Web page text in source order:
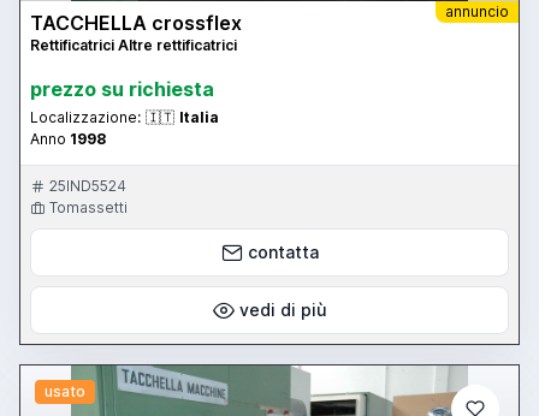
annuncio
TACCHELLA crossflex
Rettificatrici Altre rettificatrici
prezzo su richiesta
Localizzazione: 🇮🇹 Italia
Anno 1998
25IND5524
Tomassetti
contatta
vedi di più
usato